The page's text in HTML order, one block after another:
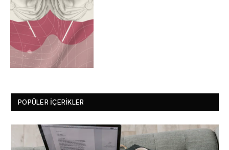
POPÜLER İÇERIKLER